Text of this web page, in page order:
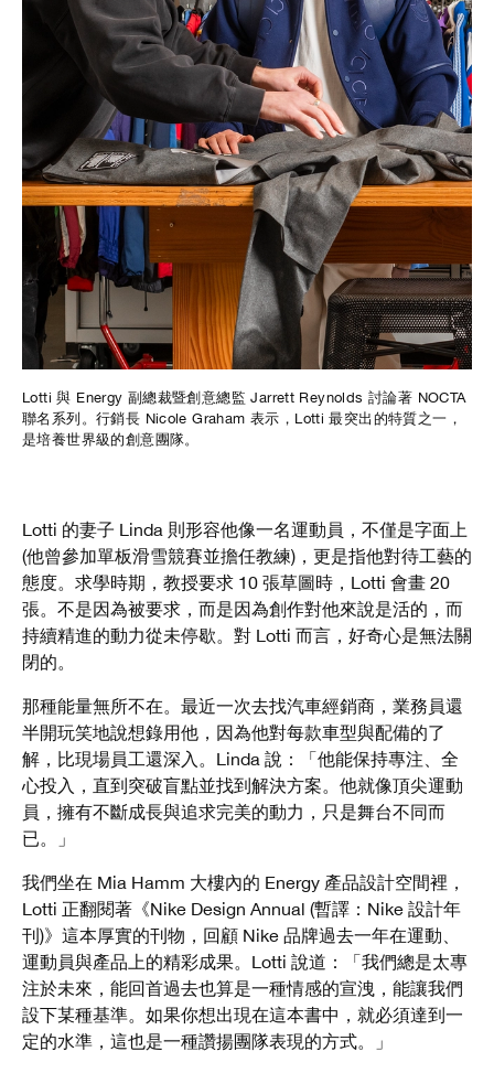
Lotti 與 Energy 副總裁暨創意總監 Jarrett Reynolds 討論著 NOCTA
聯名系列。行銷長 Nicole Graham 表示，Lotti 最突出的特質之一，
是培養世界級的創意團隊。
Lotti 的妻子 Linda 則形容他像一名運動員，不僅是字面上
(他曾參加單板滑雪競賽並擔任教練)，更是指他對待工藝的
態度。求學時期，教授要求 10 張草圖時，Lotti 會畫 20
張。不是因為被要求，而是因為創作對他來說是活的，而
持續精進的動力從未停歇。對 Lotti 而言，好奇心是無法關
閉的。
那種能量無所不在。最近一次去找汽車經銷商，業務員還
半開玩笑地說想錄用他，因為他對每款車型與配備的了
解，比現場員工還深入。Linda 說：「他能保持專注、全
心投入，直到突破盲點並找到解決方案。他就像頂尖運動
員，擁有不斷成長與追求完美的動力，只是舞台不同而
已。」
我們坐在 Mia Hamm 大樓內的 Energy 產品設計空間裡，
Lotti 正翻閱著《Nike Design Annual (暫譯：Nike 設計年
刊)》這本厚實的刊物，回顧 Nike 品牌過去一年在運動、
運動員與產品上的精彩成果。Lotti 說道：「我們總是太專
注於未來，能回首過去也算是一種情感的宣洩，能讓我們
設下某種基準。如果你想出現在這本書中，就必須達到一
定的水準，這也是一種讚揚團隊表現的方式。」